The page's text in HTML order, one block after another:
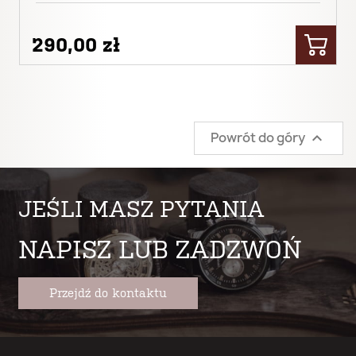
290,00 zł
Powrót do góry 
JEŚLI MASZ PYTANIA
NAPISZ LUB ZADZWOŃ
Przejdź do kontaktu